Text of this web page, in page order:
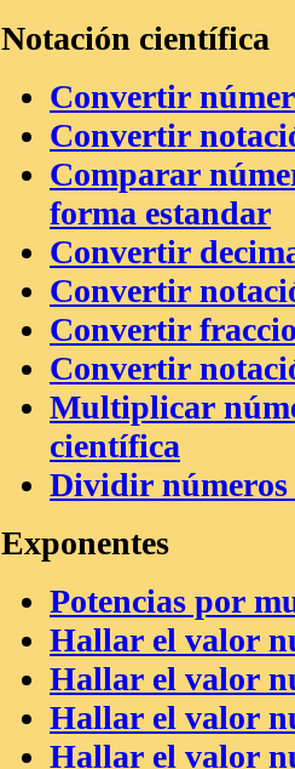
Notación científica
Convertir
Convertir
Comparar
forma estandar
Convertir
Convertir
Convertir
Convertir
Multiplicar
científica
Dividir números
Exponentes
Potencias por
Hallar el valor
Hallar el valor
Hallar el valor
Hallar el valor